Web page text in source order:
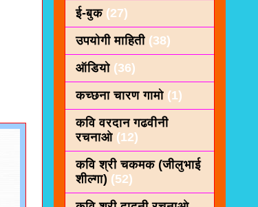
ई-बुक (27)
उपयोगी माहिती (38)
ऑडियो (36)
कच्छना चारण गामो (1)
कवि वरदान गढवीनी
रचनाओ (12)
कवि श्री चकमक (जीलुभाई
शील्गा) (52)